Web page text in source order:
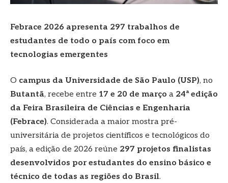
Febrace 2026 apresenta 297 trabalhos de
estudantes de todo o país com foco em
tecnologias emergentes
O campus da Universidade de São Paulo (USP), no
Butantã, recebe entre 17 e 20 de março a 24ª edição
da Feira Brasileira de Ciências e Engenharia
(Febrace). Considerada a maior mostra pré-
universitária de projetos científicos e tecnológicos do
país, a edição de 2026 reúne 297 projetos finalistas
desenvolvidos por estudantes do ensino básico e
técnico de todas as regiões do Brasil.